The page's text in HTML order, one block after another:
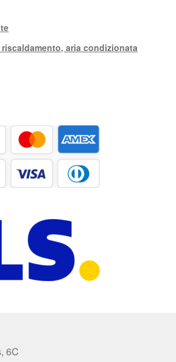
aria condizionata
6C